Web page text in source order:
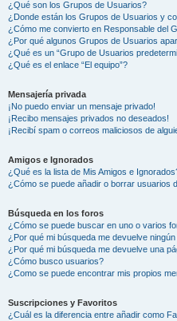
¿Qué son los Grupos de Usuarios?
¿Donde están los Grupos de Usuarios y
¿Cómo me convierto en Responsable del
¿Por qué algunos Grupos de Usuarios
¿Qué es un “Grupo de Usuarios
¿Qué es el enlace “El equipo”?
Mensajería privada
¡No puedo enviar un mensaje privado!
¡Recibo mensajes privados no deseados!
¡Recibí spam o correos maliciosos de
Amigos e Ignorados
¿Qué es la lista de Mis Amigos e
¿Cómo se puede añadir o borrar usuarios
Búsqueda en los foros
¿Cómo se puede buscar en uno o varios
¿Por qué mi búsqueda me devuelve
¿Por qué mi búsqueda me devuelve una
¿Cómo busco usuarios?
¿Como se puede encontrar mis propios
Suscripciones y Favoritos
¿Cuál es la diferencia entre añadir como